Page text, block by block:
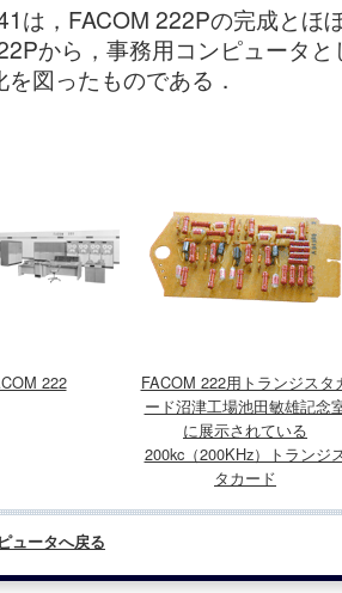
は，FACOM 222Pの完成とほ
から，事務用コンピュータ
を図ったものである．
222
FACOM 222用トランジスタ
ード沼津工場池田敏雄記念
に展示されている
200kc（200KHz）トランジ
タカード
ュータへ戻る